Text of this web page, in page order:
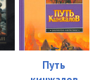
36:02
20:26
48:44
Путь